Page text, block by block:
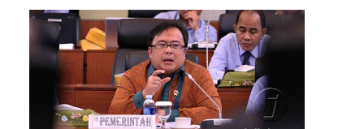
Peraturan Pengampunan Pajak
Infografis Pengampunan Pajak
About Us
Q & A Pajak
Kontak Kami
Sitemap